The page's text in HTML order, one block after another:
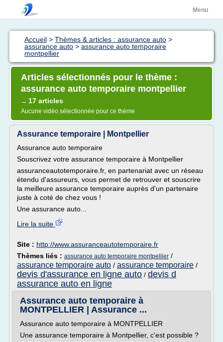
Menu
Accueil > Thèmes & articles : assurance auto >
assurance auto > assurance auto temporaire
montpellier
Articles sélectionnés pour le thème :
assurance auto temporaire montpellier
→ 17 articles
Aucune vidéo sélectionnée pour ce thème
Assurance temporaire | Montpellier
Assurance auto temporaire
Souscrivez votre assurance temporaire à Montpellier
assuranceautotemporaire.fr, en partenariat avec un réseau
étendu d'assureurs, vous permet de retrouver et souscrire
la meilleure assurance temporaire auprès d'un partenaire
juste à coté de chez vous !
Une assurance auto...
Lire la suite
Site : http://www.assuranceautotemporaire.fr
Thèmes liés : assurance auto temporaire montpellier /
assurance temporaire auto / assurance temporaire /
devis d'assurance en ligne auto / devis d
assurance auto en ligne
Assurance auto temporaire à
MONTPELLIER | Assurance ...
Assurance auto temporaire à MONTPELLIER
Une assurance temporaire à Montpellier, c'est possible ?